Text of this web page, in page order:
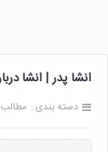
انشا پدر | انشا
دسته بندی :